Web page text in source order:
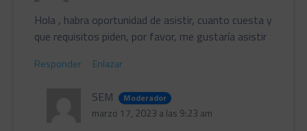
Hola , habra oportunidad de asistir, cuanto cuesta y
que requisitos piden, por favor, me gustaría asistir
Responder Enlazar
SEM Moderador
marzo 17, 2023 a las 9:23 am